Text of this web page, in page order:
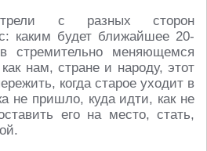
с разных сторон
каким будет ближайшее 20-
стремительно меняющемся
нам, стране и народу, этот
когда старое уходит в
не пришло, куда идти, как не
его на место, стать,